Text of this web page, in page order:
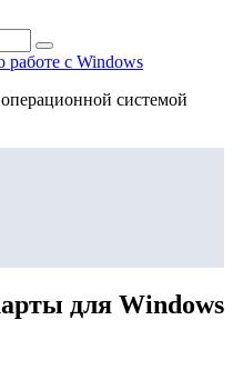
работе с Windows
системой
для Windows